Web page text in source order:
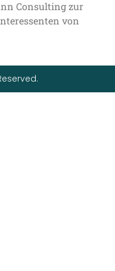
Consulting zur
von